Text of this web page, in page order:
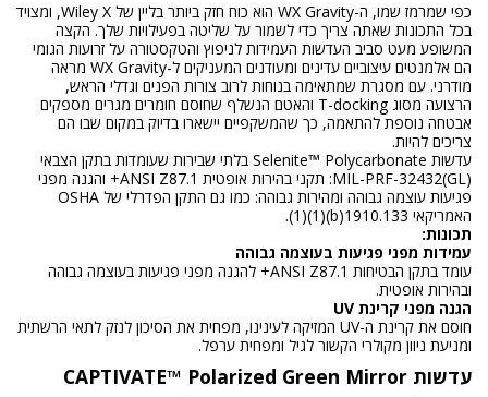
כפי שמרמז שמו, ה-WX Gravity הוא כוח חזק ביותר בליין של Wiley X, ומצויד
בכל התכונות שאתה צריך כדי לשמור על שליטה בפעילויות שלך. הקצה
המשופע מעט סביב העדשות העמידות לניפוץ והטקסטורה על זרועות הגומי
הם אלמנטים עיצוביים עדינים ומעודנים המעניקים ל-WX Gravity מראה
מודרני. עם מסגרת שמתאימה בנוחות לרוב צורות הפנים וגדלי הראש,
הרצועה מסוג T-docking והאטם הנשלף שחוסם חומרים מגרים מספקים
אבטחה נוספת להתאמה, כך שהמשקפיים יישארו בדיוק במקום שבו הם
צריכים להיות.
עדשות Selenite™ Polycarbonate בלתי שבירות שעומדות בתקן הצבאי
MIL-PRF-32432(GL): תקני בהירות אופטית ANSI Z87.1+ והגנה מפני
פגיעות עוצמה גבוהה ומהירות גבוהה: כמו גם התקן הפדרלי של OSHA
האמריקאי 1910.133(b)(1)(1).
תכונות:
עמידות מפני פגיעות בעוצמה גבוהה
עומד בתקן הבטיחות ANSI Z87.1+ להגנה מפני פגיעות בעוצמה גבוהה
ובהירות אופטית.
הגנה מפני קרינת UV
חוסם את קרינת ה-UV המזיקה לעינינו, מפחית את הסיכון לנזק לתאי הרשתית
ומניעת ניוון מקולרי הקשור לגיל ומפחית ערפל.
עדשות CAPTIVATE™ Polarized Green Mirror